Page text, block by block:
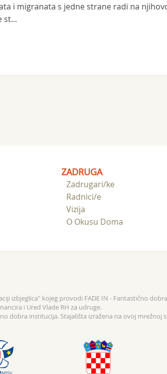
i migranata s jedne strane radi na
st...
ZADRUGA
Zadrugari/ke
Radnici/e
Vizija
O Okusu Doma
izbjeglica" kojeg provodi FADE IN - Fantastično
i Ured Vlade RH za udruge.
dobra institucija. Stajališta izražena na ovoj